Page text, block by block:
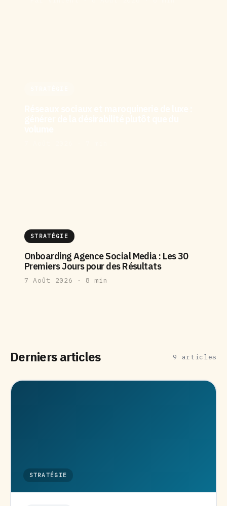
STRATÉGIE
Onboarding Agence Social Media : Les 30
Premiers Jours pour des Résultats
7 Août 2026 · 8 min
Derniers articles 9 articles
STRATÉGIE